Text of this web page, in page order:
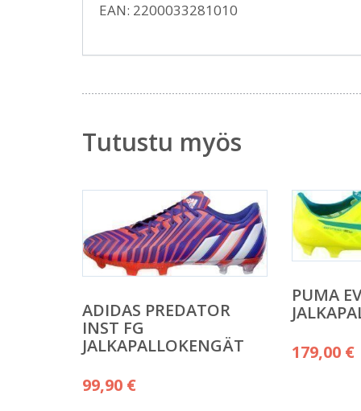
EAN: 2200033281010
Tutustu myös
ADIDAS PREDATOR
INST FG
JALKAPALLOKENGÄT
99,90 €
PUMA
179,00 €